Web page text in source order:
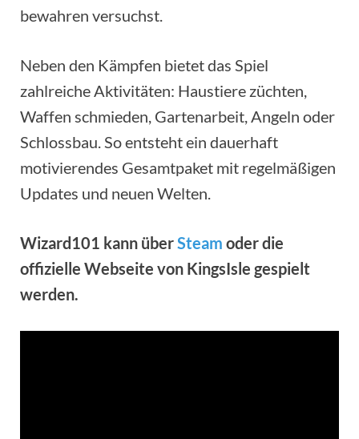
bewahren versuchst.
Neben den Kämpfen bietet das Spiel
zahlreiche Aktivitäten: Haustiere züchten,
Waffen schmieden, Gartenarbeit, Angeln oder
Schlossbau. So entsteht ein dauerhaft
motivierendes Gesamtpaket mit regelmäßigen
Updates und neuen Welten.
Wizard101 kann überSteam oder die
offizielle Webseite von KingsIsle gespielt
werden.